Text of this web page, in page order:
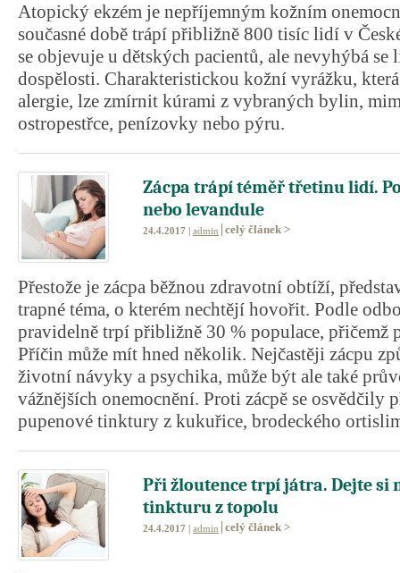
Atopický ekzém je nepříjemným kožním
současné době trápí přibližně 800 tisíc lidí v
se objevuje u dětských pacientů, ale nevyhýbá se
dospělosti. Charakteristickou kožní vyrážku,
alergie, lze zmírnit kúrami z vybraných bylin,
ostropestřce, penízovky nebo pýru.
Zácpa trápí téměř třetinu lidí.
nebo levandule
24.4.2017 | admin celý článek >
Přestože je zácpa běžnou zdravotní obtíží,
trapné téma, o kterém nechtějí hovořit. Podle
pravidelně trpí přibližně 30 % populace, přičemž
Příčin může mít hned několik. Nejčastěji zácpu
životní návyky a psychika, může být ale také
vážnějších onemocnění. Proti zácpě se osvědčily
pupenové tinktury z kukuřice, brodeckého
Při žloutence trpí játra. Dejte si
tinkturu z topolu
24.4.2017 | admin celý článek >